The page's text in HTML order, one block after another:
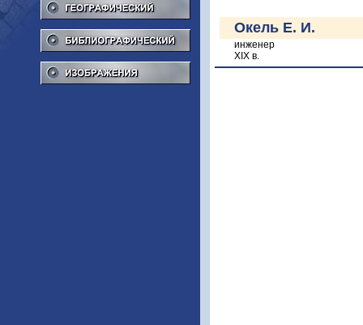
Библиографический
Изображения
Окель Е. И.
инженер
XIX в.